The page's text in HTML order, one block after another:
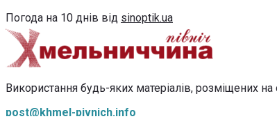
Погода на 10 днів від sinoptik.ua
Використання будь-яких матеріалів, розміщених
post@khmel-pivnich.info